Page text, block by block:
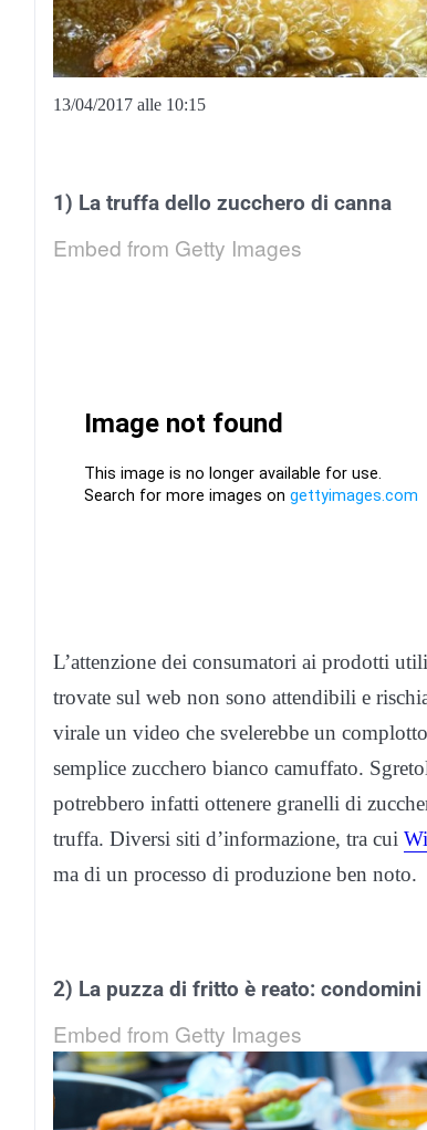
13/04/2017 alle 10:15
1) La truffa dello zucchero di canna
Embed from Getty Images
L’attenzione dei consumatori ai prodotti
trovate sul web non sono attendibili e
virale un video che svelerebbe un
semplice zucchero bianco camuffato.
potrebbero infatti ottenere granelli di
truffa. Diversi siti d’informazione, tra cui
ma di un processo di produzione ben noto.
2) La puzza di fritto è reato:
Embed from Getty Images